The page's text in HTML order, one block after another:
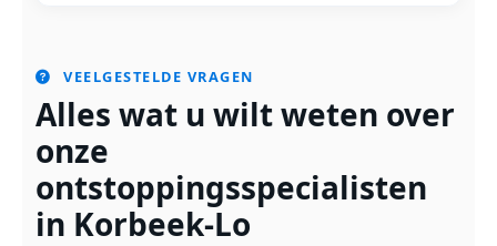
VEELGESTELDE VRAGEN
Alles wat u wilt weten over
onze
ontstoppingsspecialisten
in Korbeek-Lo